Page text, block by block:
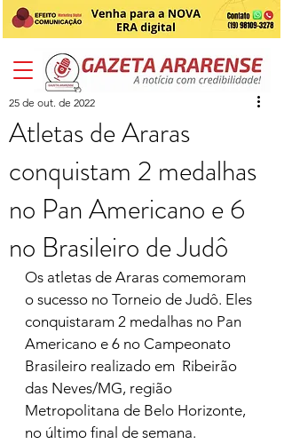
Atletas de Araras
conquistam 2 medalhas
no Pan Americano e 6
no Brasileiro de Judô
25 de out. de 2022
Os atletas de Araras comemoram
o sucesso no Torneio de Judô. Eles
conquistaram 2 medalhas no Pan
Americano e 6 no Campeonato
Brasileiro realizado em  Ribeirão
das Neves/MG, região
Metropolitana de Belo Horizonte,
no último final de semana.